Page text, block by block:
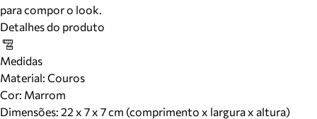
para compor o look.
Detalhes do produto
Medidas
Material: Couros
Cor: Marrom
Dimensões: 22 x 7 x 7 cm (comprimento x largura x altura)